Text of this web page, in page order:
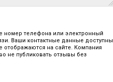
номер телефона или электронный
Ваши контактные данные доступны
отображаются на сайте. Компания
не публиковать отзывы без